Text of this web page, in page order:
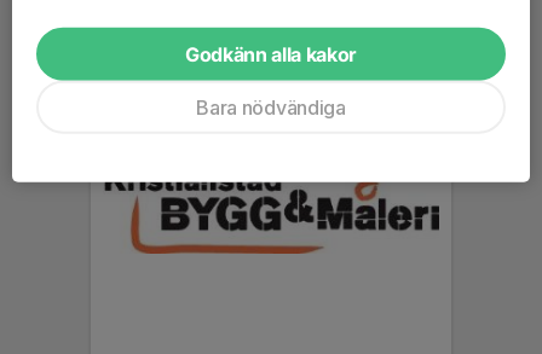
Godkänn alla kakor
Bara nödvändiga